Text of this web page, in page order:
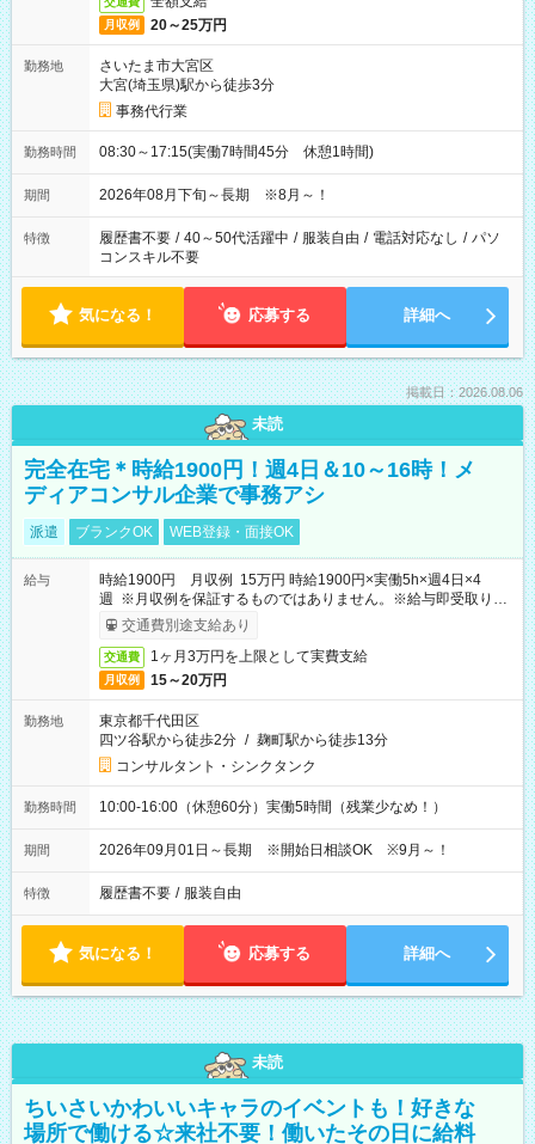
月収例 20～25万円
勤務地
さいたま市大宮区
大宮(埼玉県)駅から徒歩3分
事務代行業
勤務時間 08:30～17:15(実働7時間45分 休憩1時間)
期間 2026年08月下旬～長期 ※8月～！
特徴 履歴書不要 / 40～50代活躍中 / 服装自由 / 電話対応なし / パソ
コンスキル不要
気になる！ 応募する 詳細へ
掲載日：2026.08.06
未読
完全在宅＊時給1900円！週4日＆10～16時！メ
ディアコンサル企業で事務アシ
派遣 ブランクOK WEB登録・面接OK
給与
時給1900円 月収例 15万円 時給1900円×実働5h×週4日×4
週 ※月収例を保証するものではありません。※給与即受取りサ
ービス利用可（利用条件有）
交通費別途支給あり
交通費 1ヶ月3万円を上限として実費支給
月収例 15～20万円
勤務地
東京都千代田区
四ツ谷駅から徒歩2分 / 麹町駅から徒歩13分
コンサルタント・シンクタンク
勤務時間 10:00-16:00（休憩60分）実働5時間（残業少なめ！）
期間 2026年09月01日～長期 ※開始日相談OK ※9月～！
特徴 履歴書不要 / 服装自由
気になる！ 応募する 詳細へ
未読
ちいさいかわいいキャラのイベントも！好きな
場所で働ける☆来社不要！働いたその日に給料